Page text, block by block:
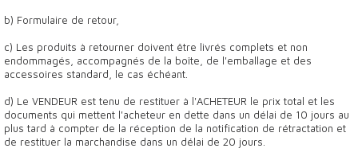
b) Formulaire de retour,
c) Les produits à retourner doivent être livrés complets et non
endommagés, accompagnés de la boîte, de l'emballage et des
accessoires standard, le cas échéant.
d) Le VENDEUR est tenu de restituer à l'ACHETEUR le prix total et les
documents qui mettent l'acheteur en dette dans un délai de 10 jours au
plus tard à compter de la réception de la notification de rétractation et
de restituer la marchandise dans un délai de 20 jours.